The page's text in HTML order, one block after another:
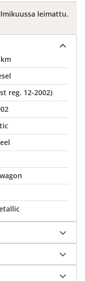
leimattu.
reg. 12-2002)